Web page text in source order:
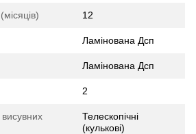
12
Ламінована Дсп
Ламінована Дсп
2
Телескопічні
(кулькові)